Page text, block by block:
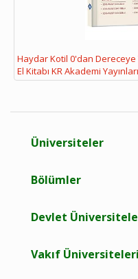
Haydar Kotil 0'dan Dereceye
El Kitabı KR Akademi Yayınları
Üniversiteler
Bölümler
Devlet
Vakıf Üniversiteleri